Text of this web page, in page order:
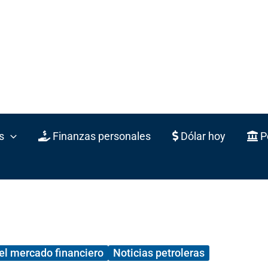
Finanzas personales Dólar hoy
mercado financiero Noticias petroleras